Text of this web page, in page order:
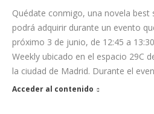
Quédate conmigo, una novela best
podrá adquirir durante un evento
próximo 3 de junio, de 12:45 a
Weekly ubicado en el espacio 29C
la ciudad de Madrid. Durante el
Acceder al contenido